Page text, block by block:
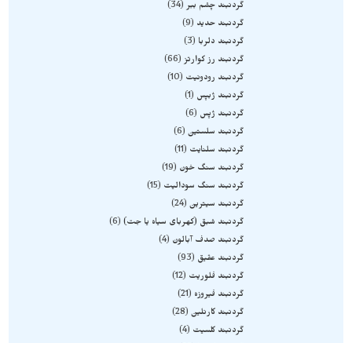
گردنبند چشم ببر 34
گردنبند حدید
9
گردنبند دلربا
3
گردنبند رز کوارتز 66
گردنبند رودونیت
10
گردنبند ژبپس
1
گردنبند ژپس
6
گردنبند سلستین 6
گردنبند سلنایت
11
گردنبند سنگ خون
19
گردنبند سنگ سودالیت
15
گردنبند سیترین 24
گردنبند شبق (کهربای سیاه یا جت) 6
گردنبند صدف آبالون
4
گردنبند عقیق
93
گردنبند فلوریت
12
گردنبند فیروزه
21
گردنبند کارنلین 28
گردنبند کلسیت
4